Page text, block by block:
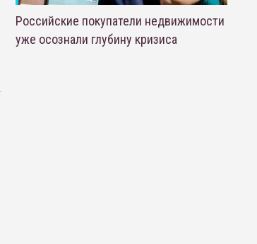
Российские покупатели недвижимости
уже осознали глубину кризиса